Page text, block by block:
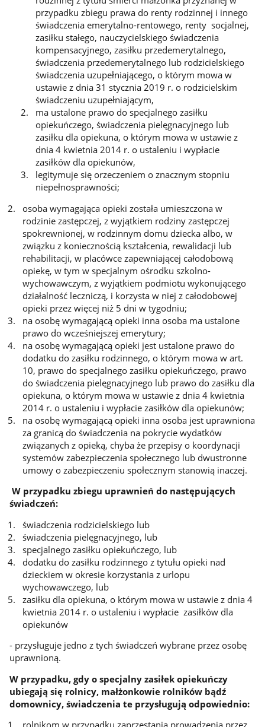
przypadku zbiegu prawa do renty rodzinnej i innego
świadczenia emerytalno-rentowego, renty socjalnej,
zasiłku stałego, nauczycielskiego świadczenia
kompensacyjnego, zasiłku przedemerytalnego,
świadczenia przedemerytalnego lub rodzicielskiego
świadczenia uzupełniającego, o którym mowa w
ustawie z dnia 31 stycznia 2019 r. o rodzicielskim
świadczeniu uzupełniającym,
ma ustalone prawo do specjalnego zasiłku
opiekuńczego, świadczenia pielęgnacyjnego lub
zasiłku dla opiekuna, o którym mowa w ustawie z
dnia 4 kwietnia 2014 r. o ustaleniu i wypłacie
zasiłków dla opiekunów,
legitymuje się orzeczeniem o znacznym stopniu
niepełnosprawności;
osoba wymagająca opieki została umieszczona w
rodzinie zastępczej, z wyjątkiem rodziny zastępczej
spokrewnionej, w rodzinnym domu dziecka albo, w
związku z koniecznością kształcenia, rewalidacji lub
rehabilitacji, w placówce zapewniającej całodobową
opiekę, w tym w specjalnym ośrodku szkolno-
wychowawczym, z wyjątkiem podmiotu wykonującego
działalność leczniczą, i korzysta w niej z całodobowej
opieki przez więcej niż 5 dni w tygodniu;
na osobę wymagającą opieki inna osoba ma ustalone
prawo do wcześniejszej emerytury;
na osobę wymagającą opieki jest ustalone prawo do
dodatku do zasiłku rodzinnego, o którym mowa w art.
10, prawo do specjalnego zasiłku opiekuńczego, prawo
do świadczenia pielęgnacyjnego lub prawo do zasiłku dla
opiekuna, o którym mowa w ustawie z dnia 4 kwietnia
2014 r. o ustaleniu i wypłacie zasiłków dla opiekunów;
na osobę wymagającą opieki inna osoba jest uprawniona
za granicą do świadczenia na pokrycie wydatków
związanych z opieką, chyba że przepisy o koordynacji
systemów zabezpieczenia społecznego lub dwustronne
umowy o zabezpieczeniu społecznym stanowią inaczej.
W przypadku zbiegu uprawnień do następujących
świadczeń:
świadczenia rodzicielskiego lub
świadczenia pielęgnacyjnego, lub
specjalnego zasiłku opiekuńczego, lub
dodatku do zasiłku rodzinnego z tytułu opieki nad
dzieckiem w okresie korzystania z urlopu
wychowawczego, lub
zasiłku dla opiekuna, o którym mowa w ustawie z dnia 4
kwietnia 2014 r. o ustaleniu i wypłacie zasiłków dla
opiekunów
- przysługuje jedno z tych świadczeń wybrane przez osobę
uprawnioną.
W przypadku, gdy o specjalny zasiłek opiekuńczy
ubiegają się rolnicy, małżonkowie rolników bądź
domownicy, świadczenia te przysługują odpowiednio: